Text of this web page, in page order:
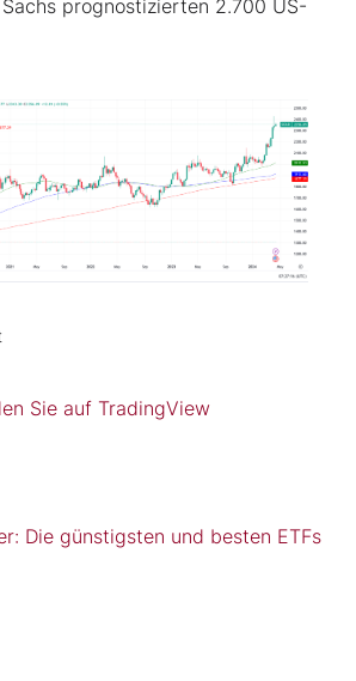
prognostizierten 2.700 US-
Sie auf TradingView
Die günstigsten und besten ETFs